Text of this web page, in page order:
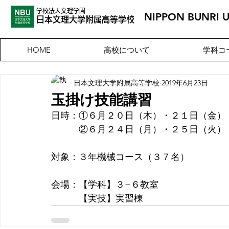
学校法人文理学園
​日本文理大学附属高等学校 NIPPON BUNRI
HOME 高校について 学科コ
玉掛け技能講習
日本文理大学附属高等学校 2019年6月23日
日時：①６月２０日（木）・２１日（金）
②６月２４日（月）・２５日（火）
対象：３年機械コース（３７名）
会場：【学科】３−６教室
【実技】実習棟